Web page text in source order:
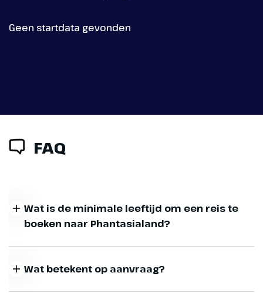
Geen startdata gevonden
FAQ
Wat is de minimale leeftijd om een reis te
boeken naar Phantasialand?
te verblijven.
Wat betekent op aanvraag?